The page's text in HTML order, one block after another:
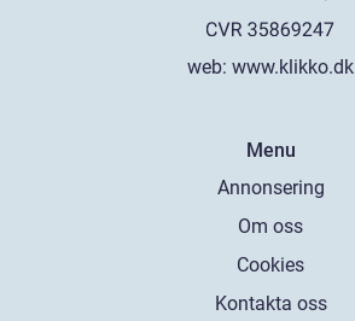
web: www.klikko.dk
Menu
Annonsering
Om oss
Cookies
Kontakta oss